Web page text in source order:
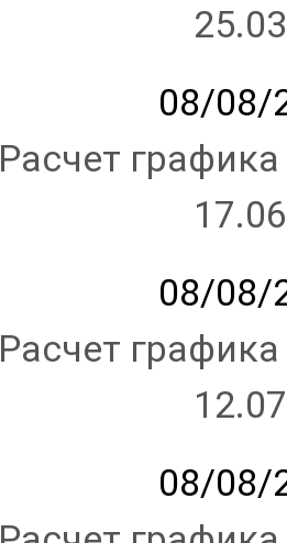
08/08/
Расчет
08/08/
Расчет
08/08/